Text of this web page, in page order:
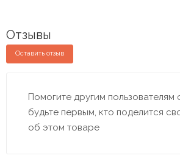
Отзывы
Оставить отзыв
Помогите другим
будьте первым, кто поделится
об этом товаре